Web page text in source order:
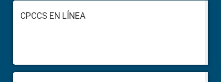
Sidebar
FooterCPCCS EN LÍNEA